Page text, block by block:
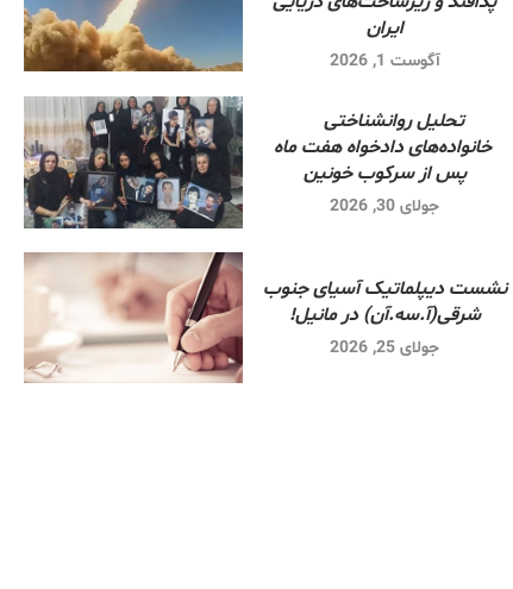
ایران
آگوست 1, 2026
تحلیل روانشناختی
خانواده‌های دادخواه هفت ماه
پس از سرکوب خونین
جولای 30, 2026
نشست دیپلماتیک آسیای جنوب
شرقی‌(آ.سه.آن) در مانیل!
جولای 25, 2026